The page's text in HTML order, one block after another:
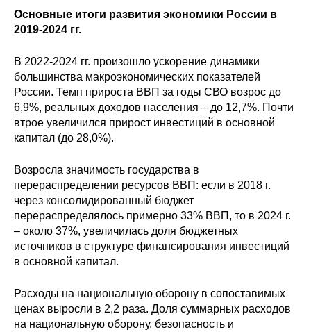
Образование и карьера
Кафедра МФТИ
Аспирантура
Об аспирантуре
Поступление
Нормативные документы
Основные итоги развития экономики России в
2019-2024 гг.
В 2022-2024 гг. произошло ускорение динамики
большинства макроэкономических показателей
России. Темп прироста ВВП за годы СВО возрос до
6,9%, реальных доходов населения – до 12,7%. Почти
втрое увеличился прирост инвестиций в основной
капитал (до 28,0%).
Возросла значимость государства в
перераспределении ресурсов ВВП: если в 2018 г.
через консолидированный бюджет
перераспределялось примерно 33% ВВП, то в 2024 г.
– около 37%, увеличилась доля бюджетных
источников в структуре финансирования инвестиций
в основной капитал.
Расходы на национальную оборону в сопоставимых
ценах выросли в 2,2 раза. Доля суммарных расходов
на национальную оборону, безопасность и